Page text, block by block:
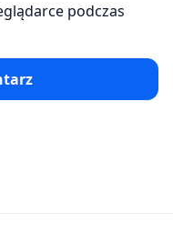
podczas